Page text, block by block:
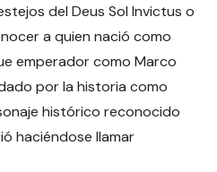
del Deus Sol Invictus o
a quien nació como
emperador como Marco
por la historia como
histórico reconocido
haciéndose llamar